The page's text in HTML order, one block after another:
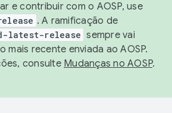
e contribuir com o AOSP, use
. A ramificação de
latest-release sempre vai
mais recente enviada ao AOSP.
consulte Mudanças no AOSP.